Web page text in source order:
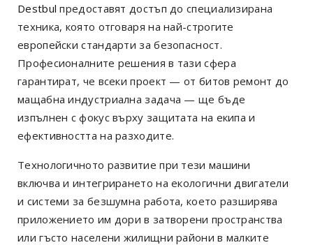
Destbul предоставят достъп до специализирана
техника, която отговаря на най-строгите
европейски стандарти за безопасност.
Професионалните решения в тази сфера
гарантират, че всеки проект — от битов ремонт до
мащабна индустриална задача — ще бъде
изпълнен с фокус върху защитата на екипа и
ефективността на разходите.
Технологичното развитие при тези машини
включва и интегрирането на екологични двигатели
и системи за безшумна работа, което разширява
приложението им дори в затворени пространства
или гъсто населени жилищни райони в малките